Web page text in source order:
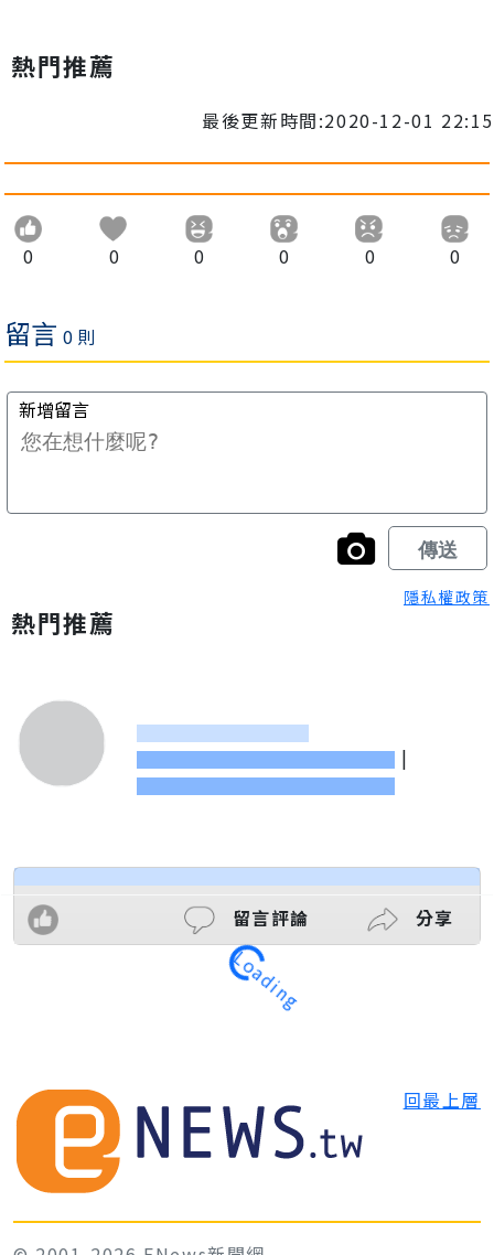
熱門推薦
最後更新時間:2020-12-01 22:15
0 0 0 0 0 0
隱私權政策
熱門推薦
|
留言評論 分享
Loading
回最上層